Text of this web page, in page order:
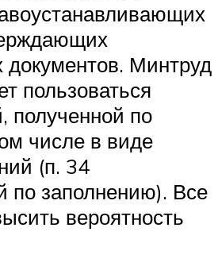
Минтруд
пользоваться
полученной по
числе в виде
(п. 34
по заполнению). Все
вероятность